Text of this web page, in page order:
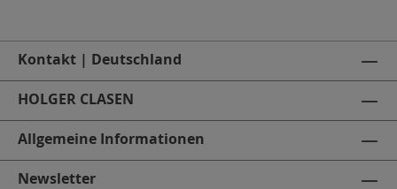
Kontakt | Deutschland
HOLGER CLASEN
Allgemeine Informationen
Newsletter